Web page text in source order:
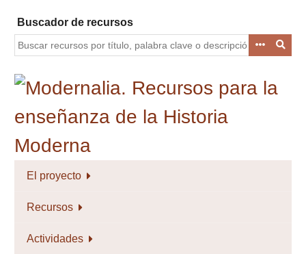
contenido
principal
Buscador de recursos
El proyecto
Recursos
Actividades